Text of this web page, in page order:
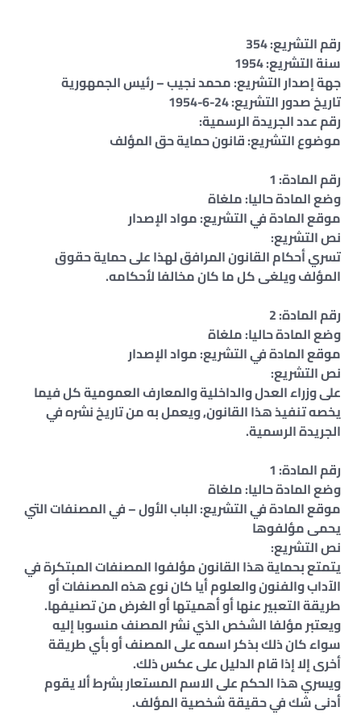
رقم التشريع: 354
سنة التشريع: 1954
جهة إصدار التشريع: محمد نجيب – رئيس الجمهورية
تاريخ صدور التشريع: 24-6-1954
رقم عدد الجريدة الرسمية:
موضوع التشريع: قانون حماية حق المؤلف
رقم المادة: 1
وضع المادة حاليا: ملغاة
موقع المادة في التشريع: مواد الإصدار
نص التشريع:
تسري أحكام القانون المرافق لهذا على حماية حقوق
المؤلف ويلغى كل ما كان مخالفا لأحكامه.
رقم المادة: 2
وضع المادة حاليا: ملغاة
موقع المادة في التشريع: مواد الإصدار
نص التشريع:
على وزراء العدل والداخلية والمعارف العمومية كل فيما
يخصه تنفيذ هذا القانون, ويعمل به من تاريخ نشره في
الجريدة الرسمية.
رقم المادة: 1
وضع المادة حاليا: ملغاة
موقع المادة في التشريع: الباب الأول – في المصنفات التي
يحمى مؤلفوها
نص التشريع:
يتمتع بحماية هذا القانون مؤلفوا المصنفات المبتكرة في
الآداب والفنون والعلوم أيا كان نوع هذه المصنفات أو
طريقة التعبير عنها أو أهميتها أو الغرض من تصنيفها.
ويعتبر مؤلفا الشخص الذي نشر المصنف منسوبا إليه
سواء كان ذلك بذكر اسمه على المصنف أو بأي طريقة
أخرى إلا إذا قام الدليل على عكس ذلك.
ويسري هذا الحكم على الاسم المستعار بشرط ألا يقوم
أدنى شك في حقيقة شخصية المؤلف.